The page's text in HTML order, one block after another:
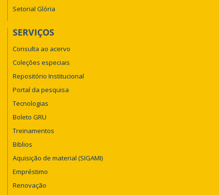
Setorial Glória
SERVIÇOS
Consulta ao acervo
Coleções especiais
Repositório Institucional
Portal da pesquisa
Tecnologias
Boleto GRU
Treinamentos
Biblios
Aquisição de material (SIGAMI)
Empréstimo
Renovação